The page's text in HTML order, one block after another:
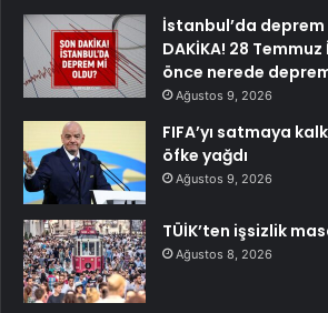
İstanbul’da deprem
DAKİKA! 28
önce nerede
Ağustos 9, 2026
FIFA’yı satmaya
öfke yağdı
Ağustos 9, 2026
TÜİK’ten işsizlik
Ağustos 8, 2026